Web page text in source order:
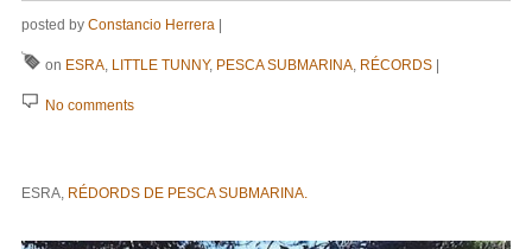
posted by Constancio Herrera |
on ESRA, LITTLE TUNNY, PESCA SUBMARINA, RÉCORDS|
No comments
ESRA, RÉDORDS DE PESCA SUBMARINA.